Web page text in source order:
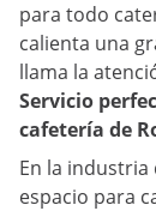
para todo
calienta una
llama la
Servicio
cafetería de
En la
espacio para